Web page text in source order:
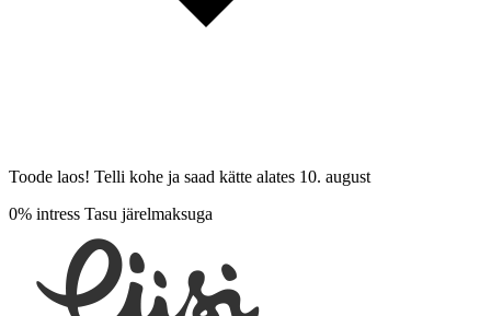
Toode laos! Telli kohe ja saad kätte alates 10. august
0% intress Tasu järelmaksuga